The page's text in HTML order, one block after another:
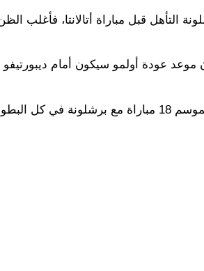
التأهل قبل مباراة أتالانتا، فأغلب
وصنع 3 آخرين.